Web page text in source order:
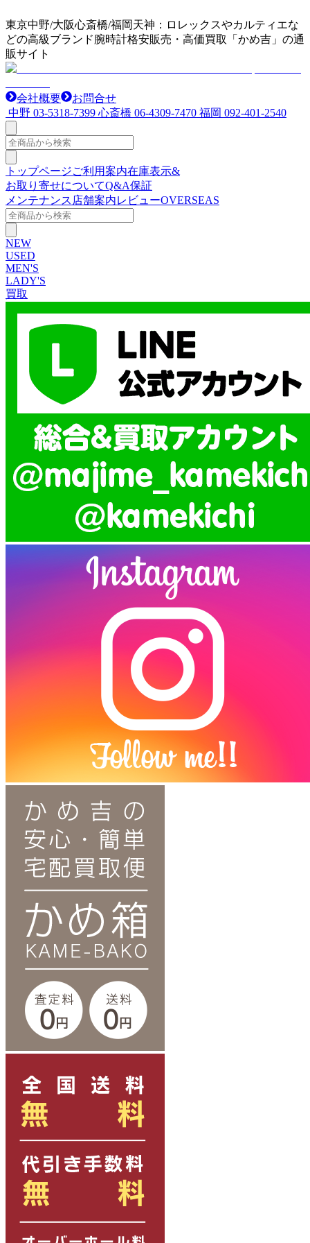
東京中野/大阪心斎橋/福岡天神：ロレックスやカルティエな
どの高級ブランド腕時計格安販売・高価買取「かめ吉」の通
販サイト
会社概要
お問合せ
中野 03-5318-7399 心斎橋 06-4309-7470 福岡 092-401-2540
トップページご利用案内在庫表示&
お取り寄せについてQ&A保証
メンテナンス 店舗案内レビューOVERSEAS
NEW
USED
MEN'S
LADY'S
買取